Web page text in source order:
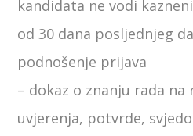
kandidata ne vodi
od 30 dana posljednjeg
podnošenje prijava
– dokaz o znanju rada
uvjerenja, potvrde,